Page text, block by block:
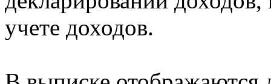
учете доходов.